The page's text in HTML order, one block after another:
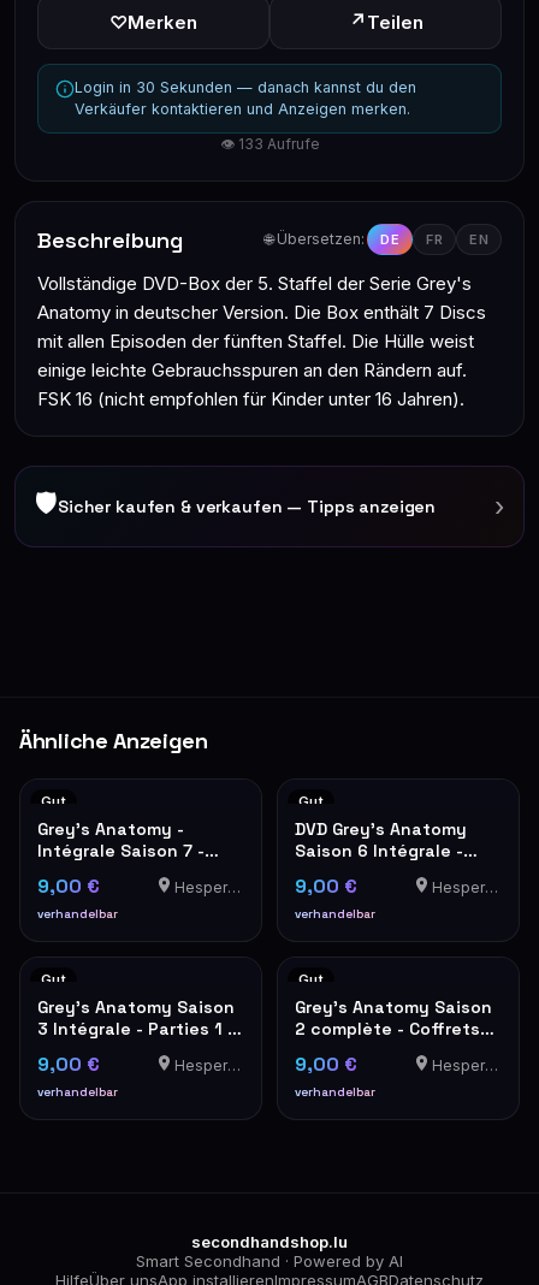
♡Merken ↗ Teilen
Login in 30 Sekunden — danach kannst du den
Verkäufer kontaktieren und Anzeigen merken.
👁 133 Aufrufe
Beschreibung 🌐 Übersetzen: DE FR EN
Vollständige DVD-Box der 5. Staffel der Serie Grey's
Anatomy in deutscher Version. Die Box enthält 7 Discs
mit allen Episoden der fünften Staffel. Die Hülle weist
einige leichte Gebrauchsspuren an den Rändern auf.
FSK 16 (nicht empfohlen für Kinder unter 16 Jahren).
🛡Sicher kaufen & verkaufen — Tipps anzeigen ›
Ähnliche Anzeigen
Gut
Grey's Anatomy -
Intégrale Saison 7 -
9,00 €
verhandelbar
Hesperange
Gut
DVD Grey's Anatomy
Saison 6 Intégrale -
Coffret 6 Disques
9,00 €
verhandelbar
Hesperange
Gut
Grey's Anatomy Saison
3 Intégrale - Parties 1 &
9,00 €
verhandelbar
Hesperange
Gut
Grey's Anatomy Saison
2 complète - Coffrets
DVD Parties 1 & 2
9,00 €
verhandelbar
Hesperange
secondhandshop.lu
Smart Secondhand · Powered by AI
HilfeÜber unsApp installierenImpressumAGBDatenschutz